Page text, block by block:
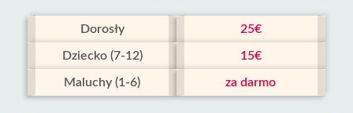
Dorosły 25€
Dziecko (7-12) 15€
Maluchy (1-6) za darmo